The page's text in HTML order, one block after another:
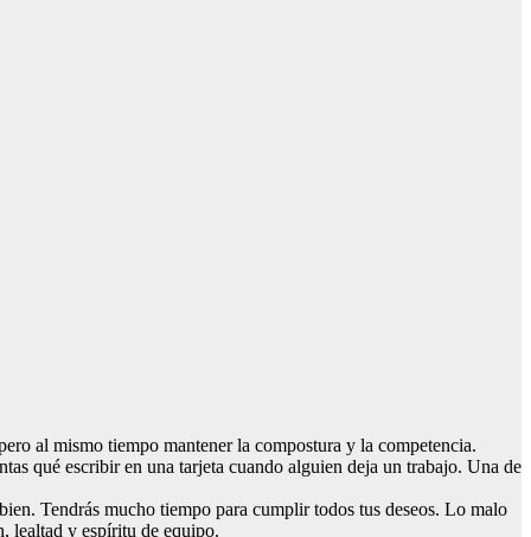
al mismo tiempo mantener la compostura y la competencia.
qué escribir en una tarjeta cuando alguien deja un trabajo. Una de
Tendrás mucho tiempo para cumplir todos tus deseos. Lo malo
lealtad y espíritu de equipo.